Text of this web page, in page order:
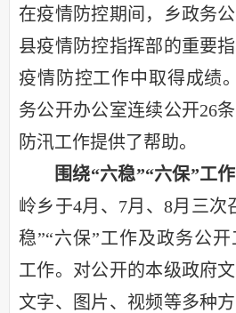
在疫情防控期间，乡政务
县疫情防控指挥部的重要
疫情防控工作中取得成绩
务公开办公室连续公开26
防汛工作提供了帮助。
围绕“六稳”“六保”工
岭乡于4月、7月、8月三次
稳”“六保”工作及政务公
工作。对公开的本级政府
文字、图片、视频等多种